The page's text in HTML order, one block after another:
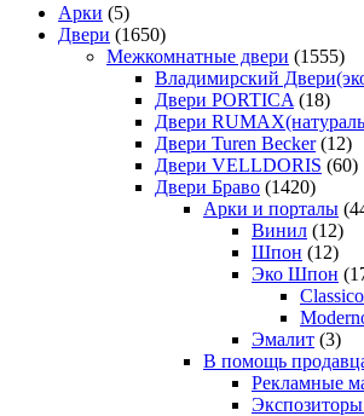
Арки (5)
Двери (1650)
Межкомнатные двери (1555)
Владимирский
Двери PORTICA (18)
Двери
Двери Turen Becker (12)
Двери VELLDORIS (60)
Двери Браво (1420)
Арки и порталы
Винил (12)
Шпон (12)
Эко Шпон
Classico
Эмалит (3)
В помощь
Рекламные